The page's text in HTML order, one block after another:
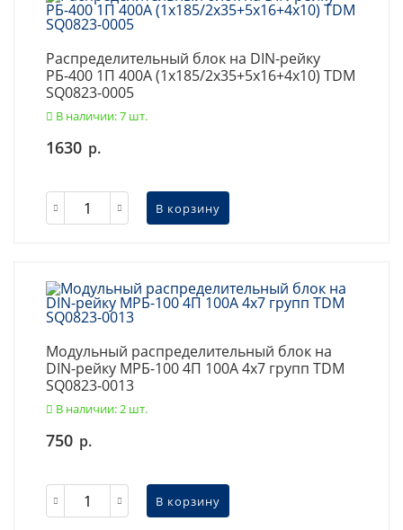
Распределительный блок на DIN-рейку
РБ-400 1П 400А (1х185/2x35+5x16+4x10) TDM
SQ0823-0005
В наличии: 7 шт.
1630 р.
В корзину
Модульный распределительный блок на
DIN-рейку МРБ-100 4П 100А 4х7 групп TDM
SQ0823-0013
В наличии: 2 шт.
750 р.
В корзину